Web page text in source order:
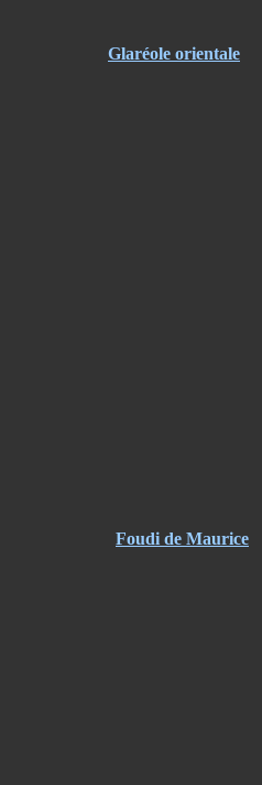
Glaréole orientale
Foudi de Maurice